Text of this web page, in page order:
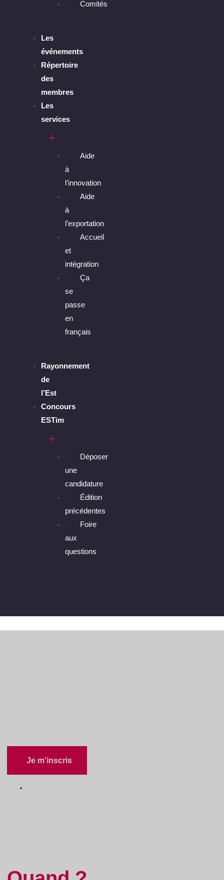
Comités
Les
événements
Répertoire
des
membres
Les
services
Aide
à
l’innovation
Aide
à
l’exportation
Accueil
et
intégration
Ça
se
passe
en
français
Rayonnement
de
l’Est
Concours
ESTim
Déposer
une
candidature
Édition
précédentes
Foire
aux
questions
Je m'inscris